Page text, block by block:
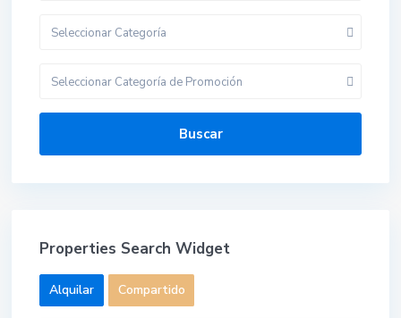
Seleccionar Categoría
Seleccionar Categoría de Promoción
Buscar
Properties Search Widget
Alquilar Compartido